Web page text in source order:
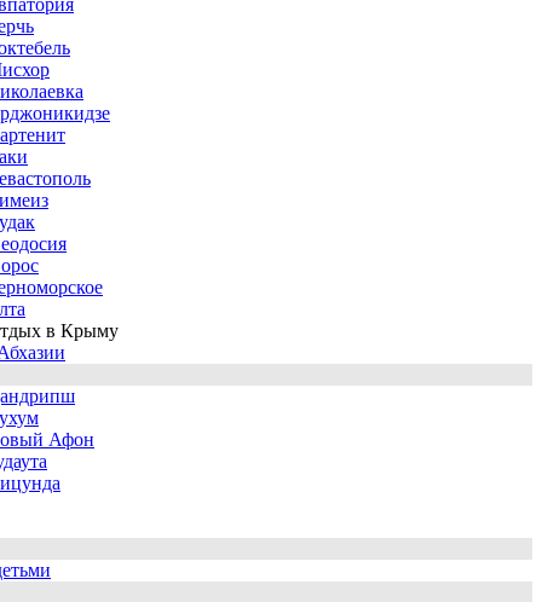
в Крыму
Афон